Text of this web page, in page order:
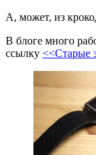
А, может, из
В блоге много
ссылку <<Старые